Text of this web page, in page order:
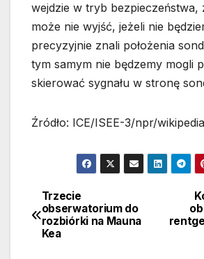
wejdzie w tryb bezpieczeństwa,
może nie wyjść, jeżeli nie
precyzyjnie znali położenia
tym samym nie będzemy mogli
skierować sygnału w stronę
Źródło: ICE/ISEE-3/npr/wikipedia
Nawigacja
wpisu
Trzecie
obserwatorium do
rozbiórki na Mauna
Kea